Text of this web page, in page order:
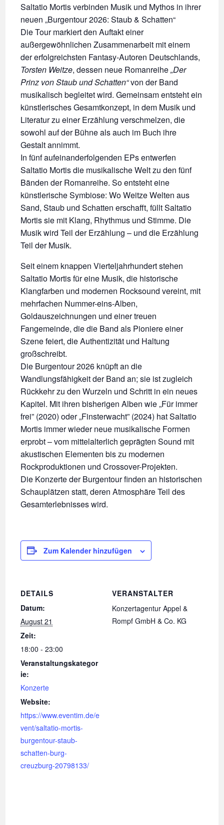
Saltatio Mortis verbinden Musik und Mythos in ihrer
neuen „Burgentour 2026: Staub & Schatten“
Die Tour markiert den Auftakt einer
außergewöhnlichen Zusammenarbeit mit einem
der erfolgreichsten Fantasy-Autoren Deutschlands,
Torsten Weitze, dessen neue Romanreihe„Der
Prinz von Staub und Schatten“von der Band
musikalisch begleitet wird. Gemeinsam entsteht ein
künstlerisches Gesamtkonzept, in dem Musik und
Literatur zu einer Erzählung verschmelzen, die
sowohl auf der Bühne als auch im Buch ihre
Gestalt annimmt.
In fünf aufeinanderfolgenden EPs entwerfen
Saltatio Mortis die musikalische Welt zu den fünf
Bänden der Romanreihe. So entsteht eine
künstlerische Symbiose: Wo Weitze Welten aus
Sand, Staub und Schatten erschafft, füllt Saltatio
Mortis sie mit Klang, Rhythmus und Stimme. Die
Musik wird Teil der Erzählung – und die Erzählung
Teil der Musik.
Seit einem knappen Vierteljahrhundert stehen
Saltatio Mortis für eine Musik, die historische
Klangfarben und modernen Rocksound vereint, mit
mehrfachen Nummer-eins-Alben,
Goldauszeichnungen und einer treuen
Fangemeinde, die die Band als Pioniere einer
Szene feiert, die Authentizität und Haltung
großschreibt.
Die Burgentour 2026 knüpft an die
Wandlungsfähigkeit der Band an; sie ist zugleich
Rückkehr zu den Wurzeln und Schritt in ein neues
Kapitel. Mit ihren bisherigen Alben wie „Für immer
frei” (2020) oder „Finsterwacht” (2024) hat Saltatio
Mortis immer wieder neue musikalische Formen
erprobt – vom mittelalterlich geprägten Sound mit
akustischen Elementen bis zu modernen
Rockproduktionen und Crossover-Projekten.
Die Konzerte der Burgentour finden an historischen
Schauplätzen statt, deren Atmosphäre Teil des
Gesamterlebnisses wird.
Zum Kalender hinzufügen
DETAILS
Datum:
August 21
Zeit:
18:00 - 23:00
Veranstaltungskategor
ie:
Konzerte
Website:
https://www.eventim.de/e
vent/saltatio-mortis-
burgentour-staub-
schatten-burg-
creuzburg-20798133/
VERANSTALTER
Konzertagentur Appel &
Rompf GmbH & Co. KG